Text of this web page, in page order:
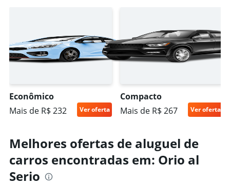
Econômico
Mais de R$ 232
Ver oferta
Compacto
Mais de R$ 267
Ver oferta
Melhores ofertas de aluguel de
carros encontradas em: Orio al
Serio